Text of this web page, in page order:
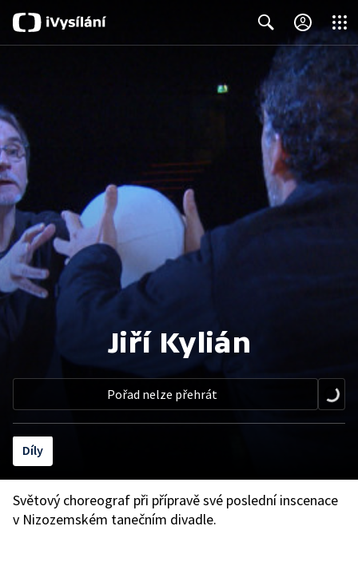
Search Close
Jiří Kylián
Pořad nelze přehrát
Díly
Světový choreograf při přípravě své poslední inscenace
v Nizozemském tanečním divadle.